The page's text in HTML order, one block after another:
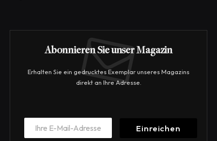
Abonnieren Sie unser Magazin
Erhalten Sie ein gedrucktes Exemplar unseres Magazins
direkt an Ihre Adresse.
E
Einreichen